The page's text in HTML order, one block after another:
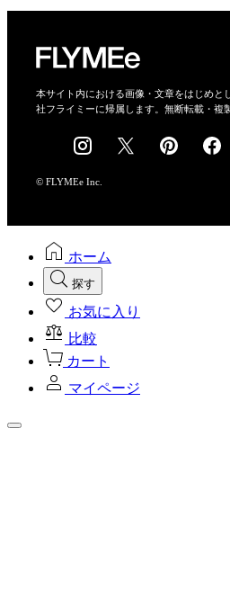
会社概要
採用情報
本サイト内における画像・文章をはじめと
社フライミーに帰属します。無断転載・複
© FLYMEe Inc.
ホーム
探す
お気に入り
比較
カート
マイページ